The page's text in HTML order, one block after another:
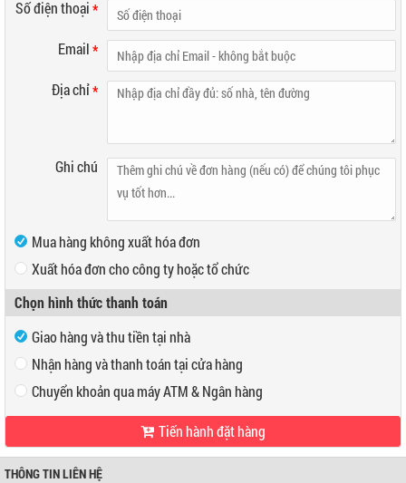
Số điện thoại*
Email*
Địa chỉ*
Ghi chú
Mua hàng không xuất hóa đơn
Xuất hóa đơn cho công ty hoặc tổ chức
Mã số thuế
Địa chỉ
Chọn hình thức thanh toán
Giao hàng và thu tiền tại nhà
Nhận hàng và thanh toán tại cửa hàng
Địa chỉ:466 Tân Kỳ Tân Quý, P Tân Quý, Q Tân Phú, TPHCM
Điện thoại:
Chuyển khoản qua máy ATM & Ngân hàng
Tiến hành đặt hàng
THÔNG TIN LIÊN HỆ